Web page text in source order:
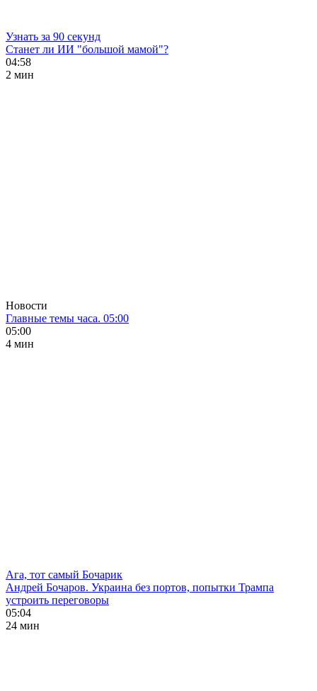
Узнать за 90 секунд
Станет ли ИИ "большой мамой"?
04:58
2 мин
Новости
Главные темы часа. 05:00
05:00
4 мин
Ага, тот самый Бочарик
Андрей Бочаров. Украина без портов, попытки Трампа
устроить переговоры
05:04
24 мин